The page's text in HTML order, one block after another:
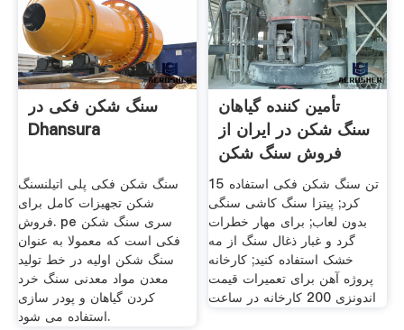
سنگ شکن فکی در
Dhansura
سنگ شکن فکی پلی اتیلنسنگ
شکن تجهیزات کامل برای
فروش. pe سری سنگ شکن
فکی است که معمولا به عنوان
سنگ شکن اولیه در خط تولید
معدن مواد معدنی سنگ خرد
کردن گیاهان و پودر سازی
استفاده می شود.
تأمین کننده گیاهان
سنگ شکن در ایران از
فروش سنگ شکن
ضربه15 تن سنگ شکن فکی استفاده
کرد; پیتزا سنگ کاشی سنگی
بدون لعاب; برای مهار خطرات
گرد و غبار ذغال سنگ از مه
خشک استفاده کنید; کارخانه
پروژه آهن برای تعمیرات قیمت
اندونزی 200 کارخانه در ساعت